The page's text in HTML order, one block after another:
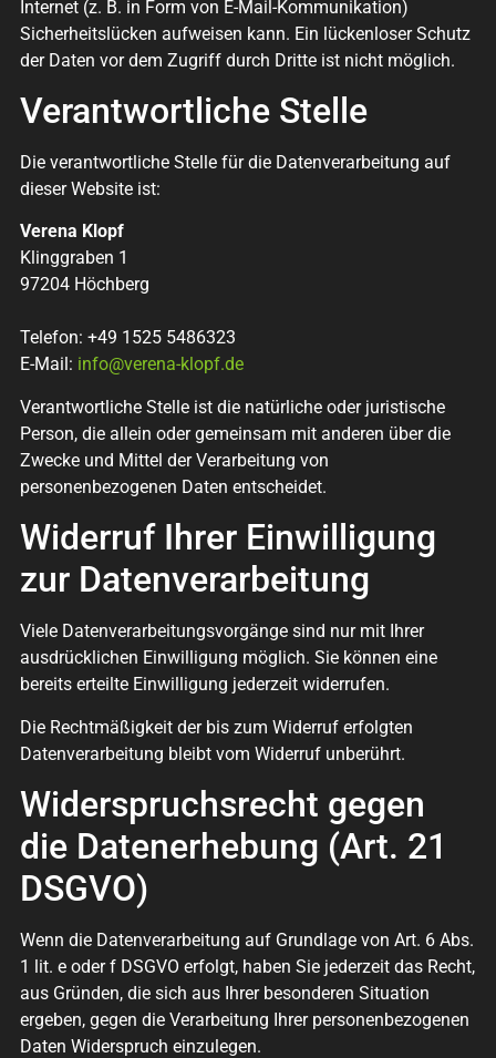
Internet (z. B. in Form von E-Mail-Kommunikation)
Sicherheitslücken aufweisen kann. Ein lückenloser Schutz
der Daten vor dem Zugriff durch Dritte ist nicht möglich.
Verantwortliche Stelle
Die verantwortliche Stelle für die Datenverarbeitung auf
dieser Website ist:
Verena Klopf
Klinggraben 1
97204 Höchberg
Telefon: +49 1525 5486323
E-Mail: info@verena-klopf.de
Verantwortliche Stelle ist die natürliche oder juristische
Person, die allein oder gemeinsam mit anderen über die
Zwecke und Mittel der Verarbeitung von
personenbezogenen Daten entscheidet.
Widerruf Ihrer Einwilligung
zur Datenverarbeitung
Viele Datenverarbeitungsvorgänge sind nur mit Ihrer
ausdrücklichen Einwilligung möglich. Sie können eine
bereits erteilte Einwilligung jederzeit widerrufen.
Die Rechtmäßigkeit der bis zum Widerruf erfolgten
Datenverarbeitung bleibt vom Widerruf unberührt.
Widerspruchsrecht gegen
die Datenerhebung (Art. 21
DSGVO)
Wenn die Datenverarbeitung auf Grundlage von Art. 6 Abs.
1 lit. e oder f DSGVO erfolgt, haben Sie jederzeit das Recht,
aus Gründen, die sich aus Ihrer besonderen Situation
ergeben, gegen die Verarbeitung Ihrer personenbezogenen
Daten Widerspruch einzulegen.